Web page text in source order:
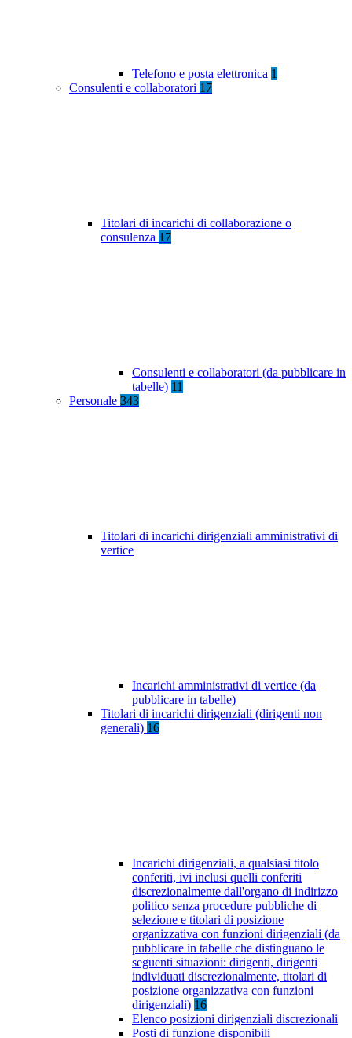
Telefono e posta elettronica 1
Consulenti e collaboratori 17
Titolari di incarichi di collaborazione o
consulenza 17
Consulenti e collaboratori (da pubblicare in
tabelle) 11
Personale 343
Titolari di incarichi dirigenziali amministrativi di
vertice
Incarichi amministrativi di vertice (da
pubblicare in tabelle)
Titolari di incarichi dirigenziali (dirigenti non
generali) 16
Incarichi dirigenziali, a qualsiasi titolo
conferiti, ivi inclusi quelli conferiti
discrezionalmente dall'organo di indirizzo
politico senza procedure pubbliche di
selezione e titolari di posizione
organizzativa con funzioni dirigenziali (da
pubblicare in tabelle che distinguano le
seguenti situazioni: dirigenti, dirigenti
individuati discrezionalmente, titolari di
posizione organizzativa con funzioni
dirigenziali) 16
Elenco posizioni dirigenziali discrezionali
Posti di funzione disponibili